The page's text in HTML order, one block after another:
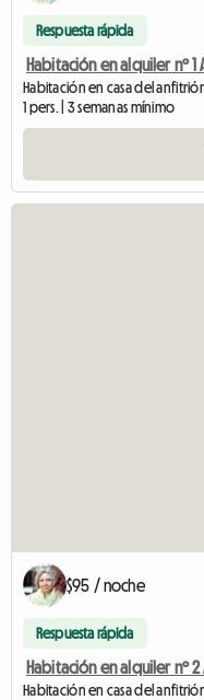
Respuesta rápida
Habitación en alquiler nº 1
Habitación en casa del
1 pers. | 3 semanas mínimo
$95 / noche
Respuesta rápida
Habitación en alquiler nº
Habitación en casa del